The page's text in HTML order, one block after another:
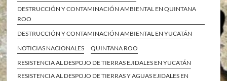
DESTRUCCIÓN Y CONTAMINACIÓN AMBIENTAL EN QUINTANA
ROO
DESTRUCCIÓN Y CONTAMINACIÓN AMBIENTAL EN YUCATÁN
NOTICIAS NACIONALES
QUINTANA ROO
RESISTENCIA AL DESPOJO DE TIERRAS EJIDALES EN YUCATÁN
RESISTENCIA AL DESPOJO DE TIERRAS Y AGUAS EJIDALES EN